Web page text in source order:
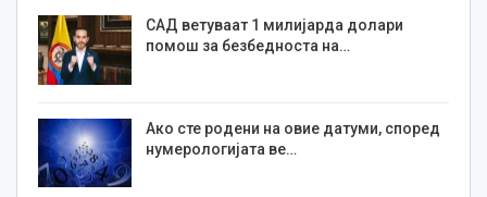
САД ветуваат 1 милијарда долари
помош за безбедноста на…
Ако сте родени на овие датуми, според
нумерологијата ве…